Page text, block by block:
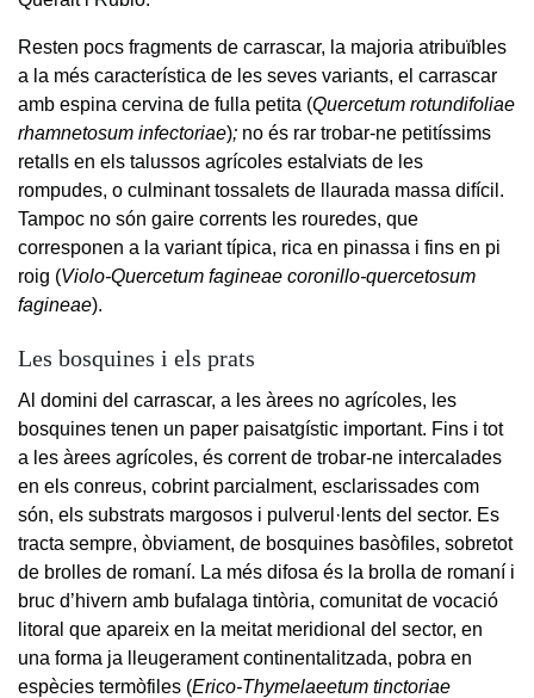
Resten pocs fragments de carrascar, la majoria atribuïbles
a la més característica de les seves variants, el carrascar
amb espina cervina de fulla petita (Quercetum rotundifoliae
rhamnetosum infectoriae); no és rar trobar-ne petitíssims
retalls en els talussos agrícoles estalviats de les
rompudes, o culminant tossalets de llaurada massa difícil.
Tampoc no són gaire corrents les rouredes, que
corresponen a la variant típica, rica en pinassa i fins en pi
roig (Violo-Quercetum fagineae coronillo-quercetosum
fagineae).
Les bosquines i els prats
Al domini del carrascar, a les àrees no agrícoles, les
bosquines tenen un paper paisatgístic important. Fins i tot
a les àrees agrícoles, és corrent de trobar-ne intercalades
en els conreus, cobrint parcialment, esclarissades com
són, els substrats margosos i pulverul·lents del sector. Es
tracta sempre, òbviament, de bosquines basòfiles, sobretot
de brolles de romaní. La més difosa és la brolla de romaní i
bruc d’hivern amb bufalaga tintòria, comunitat de vocació
litoral que apareix en la meitat meridional del sector, en
una forma ja lleugerament continentalitzada, pobra en
espècies termòfiles (Erico-Thymelaeetum tinctoriae